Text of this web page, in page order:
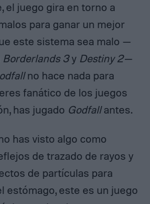
el juego gira en torno a
para ganar un mejor
este sistema sea malo —
Borderlands 3y Destiny 2—
no hace nada para
fanático de los juegos
has jugado Godfallantes.
has visto algo como
de trazado de rayos y
de partículas para
estómago, este es un juego